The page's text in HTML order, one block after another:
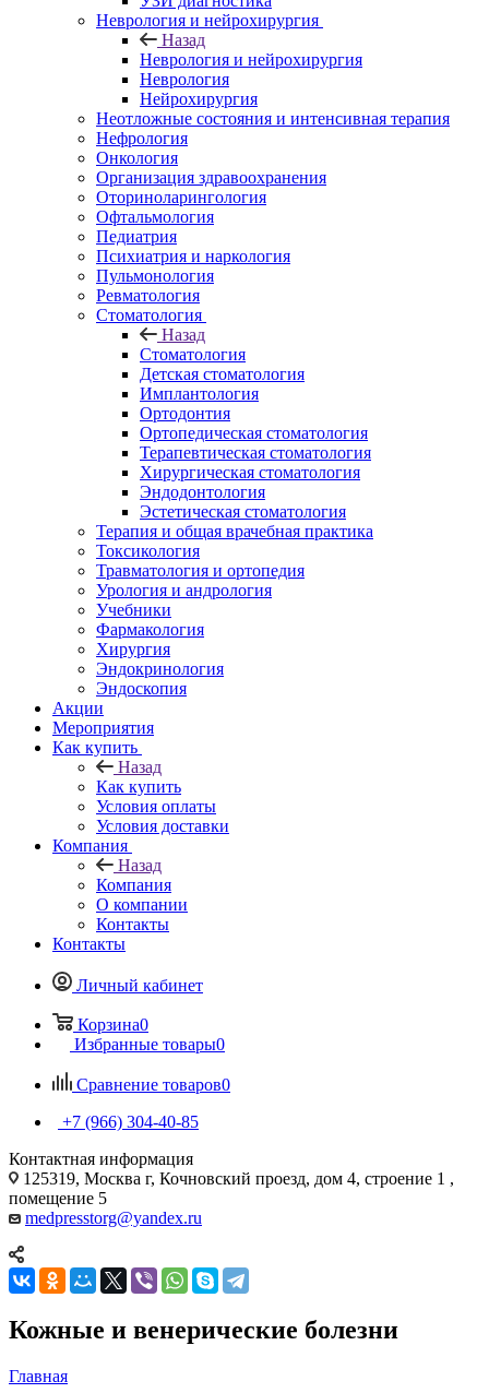
Неврология и нейрохирургия
Назад
Неврология и нейрохирургия
Неврология
Нейрохирургия
Неотложные состояния и интенсивная терапия
Нефрология
Онкология
Организация здравоохранения
Оториноларингология
Офтальмология
Педиатрия
Психиатрия и наркология
Пульмонология
Ревматология
Стоматология
Назад
Стоматология
Детская стоматология
Имплантология
Ортодонтия
Ортопедическая стоматология
Терапевтическая стоматология
Хирургическая стоматология
Эндодонтология
Эстетическая стоматология
Терапия и общая врачебная практика
Токсикология
Травматология и ортопедия
Урология и андрология
Учебники
Фармакология
Хирургия
Эндокринология
Эндоскопия
Акции
Мероприятия
Как купить
Назад
Как купить
Условия оплаты
Условия доставки
Компания
Назад
Компания
О компании
Контакты
Контакты
Личный кабинет
Корзина0
Избранные товары0
Сравнение товаров0
+7 (966) 304-40-85
Контактная информация
125319, Москва г, Кочновский проезд, дом 4, строение 1 ,
помещение 5
medpresstorg@yandex.ru
Кожные и венерические болезни
Главная